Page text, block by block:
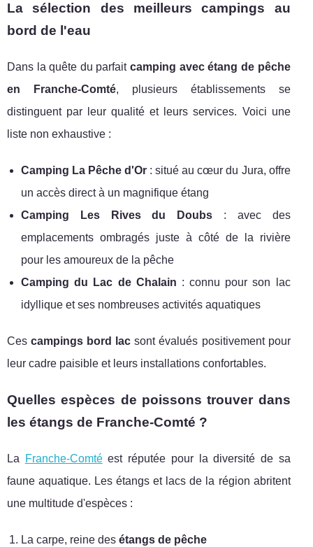
La sélection des meilleurs campings au
bord de l'eau
Dans la quête du parfaitcamping avec étang de pêche
en Franche-Comté, plusieurs établissements se
distinguent par leur qualité et leurs services. Voici une
liste non exhaustive :
Camping La Pêche d'Or : situé au cœur du Jura, offre
un accès direct à un magnifique étang
Camping Les Rives du Doubs : avec des
emplacements ombragés juste à côté de la rivière
pour les amoureux de la pêche
Camping du Lac de Chalain : connu pour son lac
idyllique et ses nombreuses activités aquatiques
Cescampings bord lac sont évalués positivement pour
leur cadre paisible et leurs installations confortables.
Quelles espèces de poissons trouver dans
les étangs de Franche-Comté ?
La Franche-Comtéest réputée pour la diversité de sa
faune aquatique. Les étangs et lacs de la région abritent
une multitude d'espèces :
La carpe, reine des étangs de pêche